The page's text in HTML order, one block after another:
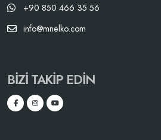
+90 850 466 35 56
info@mnelko.com
BIZI TAKIP EDIN